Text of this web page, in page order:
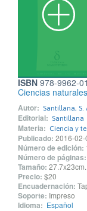
ISBN 978-9962-
Ciencias
Autor: Santillana, S.
Editorial: Santillana
Materia: Ciencia y
Publicado: 2016-02-
Número de edición:
Número de páginas:
Tamaño: 27.7x23cm.
Precio: $20
Encuadernación:
Soporte: Impreso
Idioma: Español